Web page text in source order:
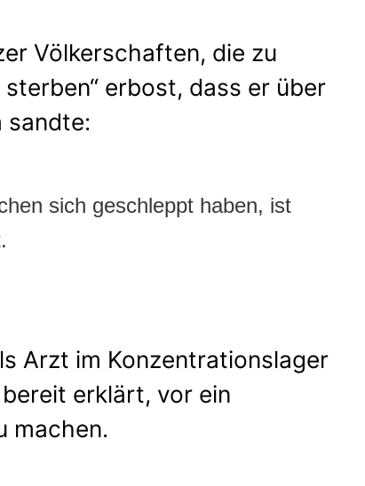
Völkerschaften, die zu
erbost, dass er über
sandte:
sich geschleppt haben, ist
Arzt im Konzentrationslager
erklärt, vor ein
machen.